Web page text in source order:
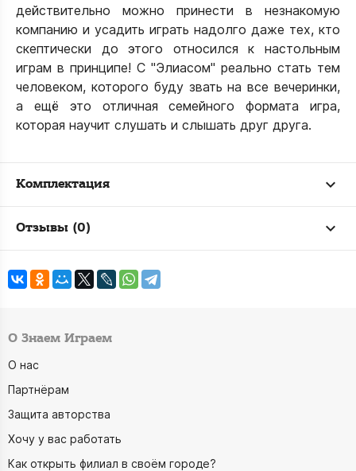
действительно можно принести в незнакомую
компанию и усадить играть надолго даже тех, кто
скептически до этого относился к настольным
играм в принципе! С "Элиасом" реально стать тем
человеком, которого буду звать на все вечеринки,
а ещё это отличная семейного формата игра,
которая научит слушать и слышать друг друга.
Комплектация
Отзывы (0)
О Знаем Играем
О нас
Партнёрам
Защита авторства
Хочу у вас работать
Как открыть филиал в своём городе?